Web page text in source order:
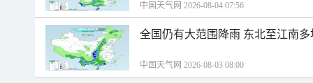
中国天气网 2026-08-04 07:56
全国仍有大范围降雨 东北至江南
中国天气网 2026-08-03 08:00